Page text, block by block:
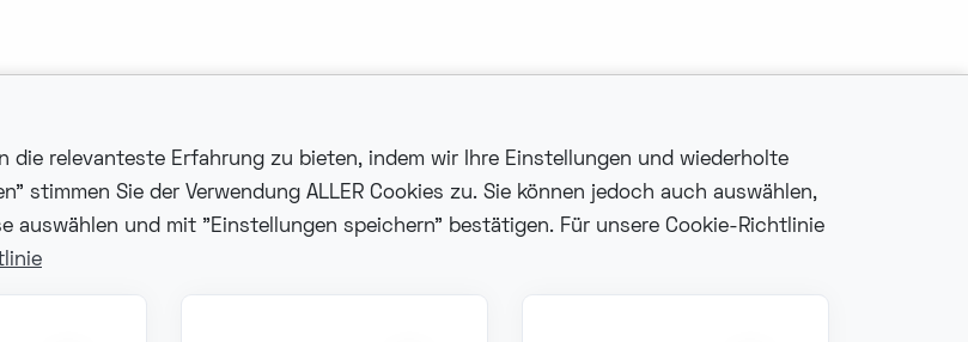
die relevanteste Erfahrung zu bieten, indem wir Ihre Einstellungen und wiederholte
stimmen Sie der Verwendung ALLER Cookies zu. Sie können jedoch auch auswählen,
auswählen und mit "Einstellungen speichern" bestätigen. Für unsere Cookie-Richtlinie
Veldkant 10, 2550